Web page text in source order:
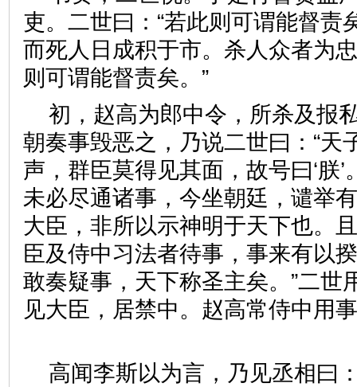
吏。二世曰：“若此则可谓能督责
而死人日成积于市。杀人众者为
则可谓能督责矣。”
初，赵高为郎中令，所杀及报
朝奏事毁恶之，乃说二世曰：“天
声，群臣莫得见其面，故号曰‘朕
未必尽通诸事，今坐朝廷，谴举
大臣，非所以示神明于天下也。
臣及侍中习法者待事，事来有以
敢奏疑事，天下称圣主矣。”二世
见大臣，居禁中。赵高常侍中用
高闻李斯以为言，乃见丞相曰